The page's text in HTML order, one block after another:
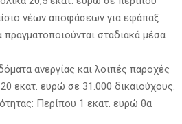
νέων αποφάσεων για εφάπαξ
σταδιακά μέσα
ανεργίας και λοιπές παροχές
εκατ. ευρώ σε 31.000 δικαιούχους.
Περίπου 1 εκατ. ευρώ θα